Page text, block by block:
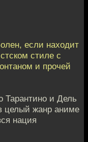
если находит
стиле с
и прочей
Тарантино и Дель
целый жанр аниме
нация